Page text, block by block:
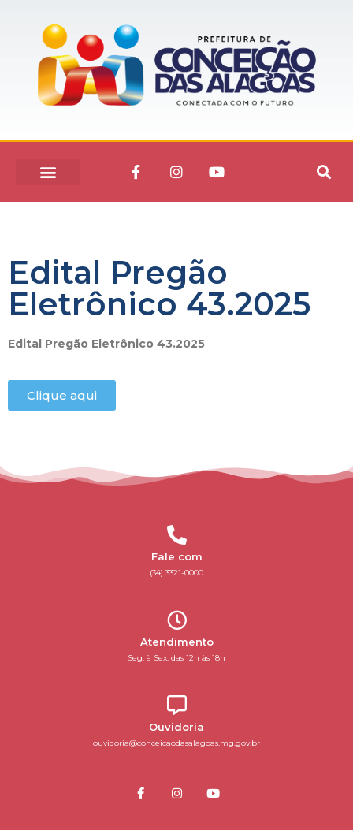
Edital Pregão
Eletrônico 43.2025
Edital Pregão Eletrônico 43.2025
Clique aqui
Fale com
(34) 3321-0000
Atendimento
Seg. à Sex. das 12h às 18h
Ouvidoria
ouvidoria@conceicaodasalagoas.mg.gov.br